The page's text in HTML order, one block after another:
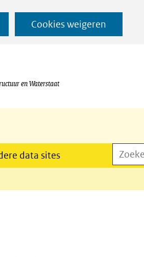
Cookies weigeren
en Waterstaat
data sites Zoeken